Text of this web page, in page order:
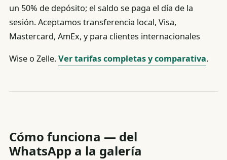
un 50% de depósito; el saldo se paga el día de la
sesión. Aceptamos transferencia local, Visa,
Mastercard, AmEx, y para clientes internacionales
Wise o Zelle.Ver tarifas completas y comparativa.
Cómo funciona — del
WhatsApp a la galería